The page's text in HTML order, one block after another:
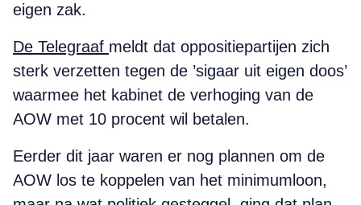
eigen zak.
De Telegraaf meldt dat oppositiepartijen zich
sterk verzetten tegen de ’sigaar uit eigen doos’
waarmee het kabinet de verhoging van de
AOW met 10 procent wil betalen.
Eerder dit jaar waren er nog plannen om de
AOW los te koppelen van het minimumloon,